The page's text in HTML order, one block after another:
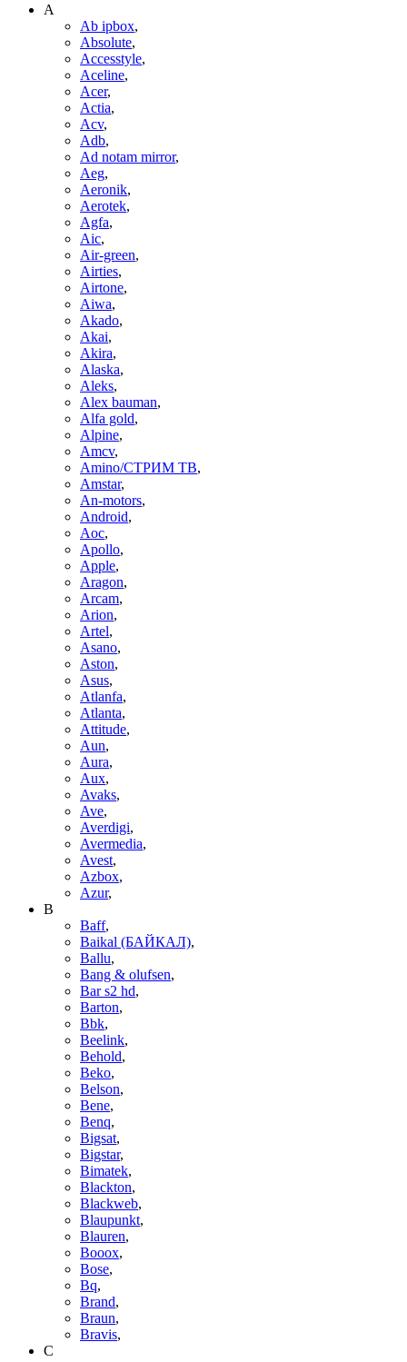
A
Ab ipbox,
Absolute,
Accesstyle,
Aceline,
Acer,
Actia,
Acv,
Adb,
Ad notam mirror,
Aeg,
Aeronik,
Aerotek,
Agfa,
Aic,
Air-green,
Airties,
Airtone,
Aiwa,
Akado,
Akai,
Akira,
Alaska,
Aleks,
Alex bauman,
Alfa gold,
Alpine,
Amcv,
Amino/СТРИМ ТВ,
Amstar,
An-motors,
Android,
Aoc,
Apollo,
Apple,
Aragon,
Arcam,
Arion,
Artel,
Asano,
Aston,
Asus,
Atlanfa,
Atlanta,
Attitude,
Aun,
Aura,
Aux,
Avaks,
Ave,
Averdigi,
Avermedia,
Avest,
Azbox,
Azur,
B
Baff,
Baikal (БАЙКАЛ),
Ballu,
Bang & olufsen,
Bar s2 hd,
Barton,
Bbk,
Beelink,
Behold,
Beko,
Belson,
Bene,
Benq,
Bigsat,
Bigstar,
Bimatek,
Blackton,
Blackweb,
Blaupunkt,
Blauren,
Booox,
Bose,
Bq,
Brand,
Braun,
Bravis,
C